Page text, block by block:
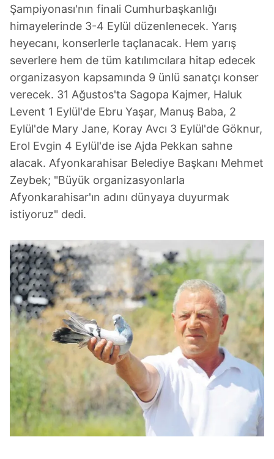
Şampiyonası'nın finali Cumhurbaşkanlığı
himayelerinde 3-4 Eylül düzenlenecek. Yarış
heyecanı, konserlerle taçlanacak. Hem yarış
severlere hem de tüm katılımcılara hitap edecek
organizasyon kapsamında 9 ünlü sanatçı konser
verecek. 31 Ağustos'ta Sagopa Kajmer, Haluk
Levent 1 Eylül'de Ebru Yaşar, Manuş Baba, 2
Eylül'de Mary Jane, Koray Avcı 3 Eylül'de Göknur,
Erol Evgin 4 Eylül'de ise Ajda Pekkan sahne
alacak. Afyonkarahisar Belediye Başkanı Mehmet
Zeybek; "Büyük organizasyonlarla
Afyonkarahisar'ın adını dünyaya duyurmak
istiyoruz" dedi.